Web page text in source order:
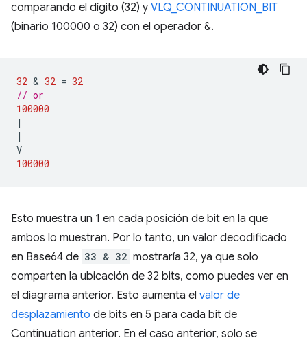
comparando el dígito (32) y VLQ_CONTINUATION_BIT
(binario 100000 o 32) con el operador &.
32 & 32 = 32
// or
100000
|
|
V
100000
Esto muestra un 1 en cada posición de bit en la que
ambos lo muestran. Por lo tanto, un valor decodificado
en Base64 de 33 & 32 mostraría 32, ya que solo
comparten la ubicación de 32 bits, como puedes ver en
el diagrama anterior. Esto aumenta el valor de
desplazamiento de bits en 5 para cada bit de
Continuation anterior. En el caso anterior, solo se